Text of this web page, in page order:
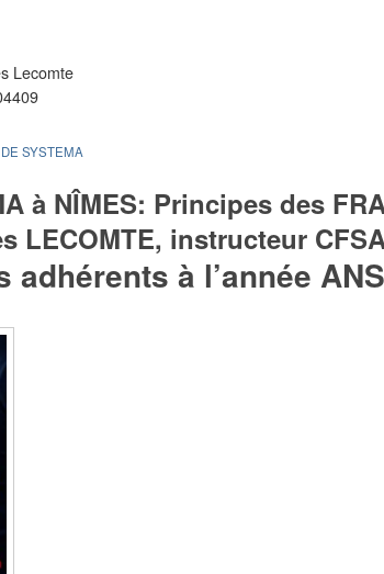
Lecomte
SYSTEMA
à NÎMES: Principes des
LECOMTE, instructeur
à l’année